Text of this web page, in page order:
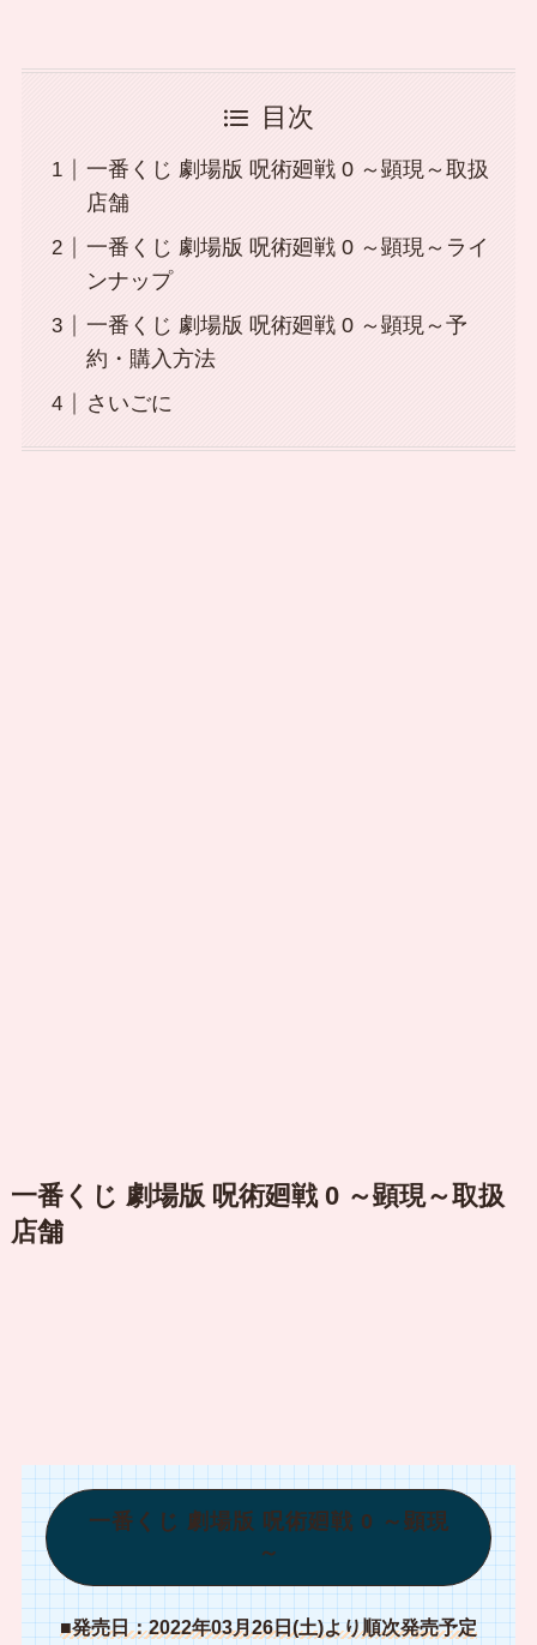
目次
一番くじ 劇場版 呪術廻戦 0 ～顕現～取扱
店舗
一番くじ 劇場版 呪術廻戦 0 ～顕現～ライ
ンナップ
一番くじ 劇場版 呪術廻戦 0 ～顕現～予
約・購入方法
さいごに
一番くじ 劇場版 呪術廻戦 0 ～顕現～取扱
店舗
一番くじ 劇場版 呪術廻戦 0 ～顕現
～
■発売日：2022年03月26日(土)より順次発売予定